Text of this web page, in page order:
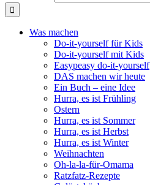
Was machen
Do-it-yourself für Kids
Do-it-yourself mit Kids
Easypeasy do-it-yourself
DAS machen wir heute
Ein Buch – eine Idee
Hurra, es ist Frühling
Ostern
Hurra, es ist Sommer
Hurra, es ist Herbst
Hurra, es ist Winter
Weihnachten
Oh-la-la-für-Omama
Ratzfatz-Rezepte